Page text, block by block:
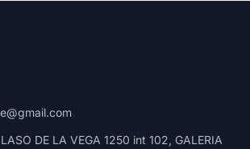
DE LA VEGA 1250 int 102, GALERIA